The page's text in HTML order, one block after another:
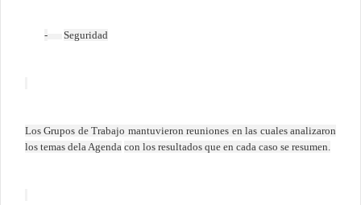
- Seguridad
Los Grupos de Trabajo mantuvieron reuniones en las cuales analizaron
los temas dela Agenda con los resultados que en cada caso se resumen.